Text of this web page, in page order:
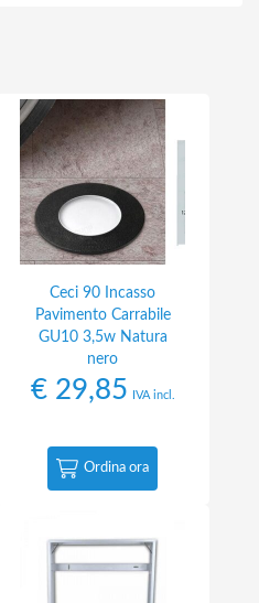
Ceci 90 Incasso
Pavimento Carrabile
GU10 3,5w Natura
nero
€29,85 IVA incl.
Ordina ora